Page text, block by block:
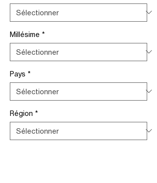
Millésime *
Pays *
Région *